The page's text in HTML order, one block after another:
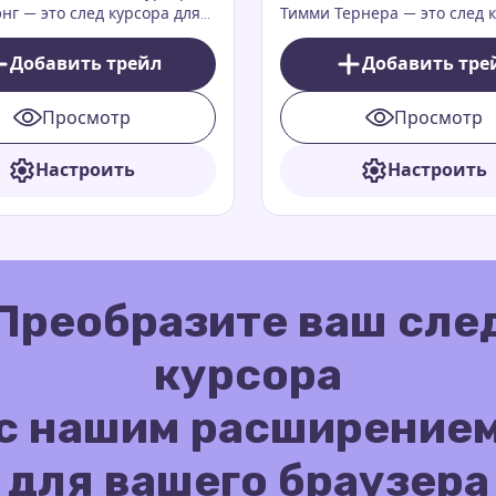
— это след курсора для
добавляет стиль,
и нотку популярности
вдохновленный
из культового
Добавить трейл
Просмотр
Настроить
Тимми Тернера — это след
для мыши, который
энергию, веселье и
вашему браузеру
Добавить
Просмотр
Настроить
ваш
курсора
нашим
для вашего браузера